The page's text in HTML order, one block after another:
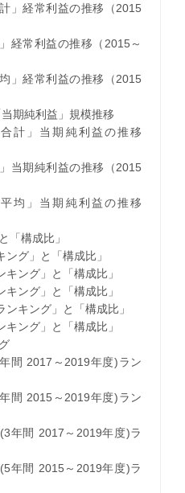
経常利益の推移（2015
常利益の推移（2015～
経常利益の推移（2015
期純利益」規模推移
」当期純利益の推移
期純利益の推移（2015
」当期純利益の推移
構成比」
グ」と「構成比」
ング」と「構成比」
ング」と「構成比」
キング」と「構成比」
ング」と「構成比」
2017～2019年度)ラン
2015～2019年度)ラン
間 2017～2019年度)ラ
間 2015～2019年度)ラ